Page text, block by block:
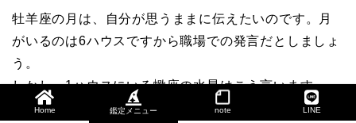
牡羊座の月は、自分が思うままに伝えたいのです。月
がいるのは6ハウスですから職場での発言だとしましょ
う。
しかし、1ハウスにいる蠍座の水星はこう言います。
Home 鑑定メニュー note LINE